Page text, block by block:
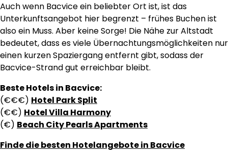
Auch wenn Bacvice ein beliebter Ort ist, ist das
Unterkunftsangebot hier begrenzt – frühes Buchen ist
also ein Muss. Aber keine Sorge! Die Nähe zur Altstadt
bedeutet, dass es viele Übernachtungsmöglichkeiten nur
einen kurzen Spaziergang entfernt gibt, sodass der
Bacvice-Strand gut erreichbar bleibt.
Beste Hotels in Bacvice:
(€€€) Hotel Park Split
(€€) Hotel Villa Harmony
(€) Beach City Pearls Apartments
Finde die besten Hotelangebote in Bacvice